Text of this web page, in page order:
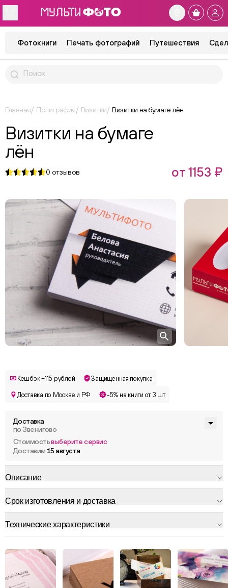
Фотокниги Печать фотографий Путешествия
Главная Полиграфия Визитки Визитки на бумаге лён
Визитки на бумаге
лён
0 отзывов от 1153 ₽
Кешбэк +115 рублей Защищенная покупка
Доставка по Москве и РФ -5% на книги от 3 шт
Доставка
по Звенигово
Стоимостьвыберите сервис
Доставим 15 августа
Описание
Срок изготовления и доставка
Технические характеристики